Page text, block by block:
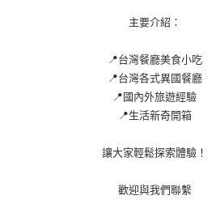
主要介紹：
📍台灣餐廳美食小吃
📍台灣各式異國餐廳
📍國內外旅遊經驗
📍生活新奇開箱
讓大家輕鬆探索體驗！
歡迎與我們聯繫